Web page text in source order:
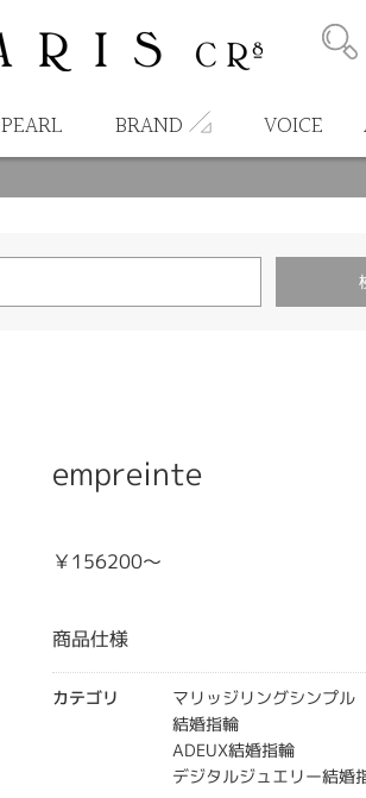
PEARL BRAND VOICE
empreinte
￥156200～
商品仕様
カテゴリ
マリッジリングシンプル
結婚指輪
ADEUX結婚指輪
デジタルジュエリー結婚